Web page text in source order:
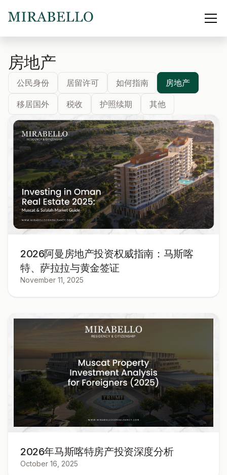
房地产
公民身份 居留许可 如何指南 房地产
移居国外 税收 护照续期 其他
2026阿曼房地产投资权威指南：马斯喀
特、萨拉拉与黄金签证
November 11, 2025
2026年马斯喀特房产投资深度分析
October 16, 2025